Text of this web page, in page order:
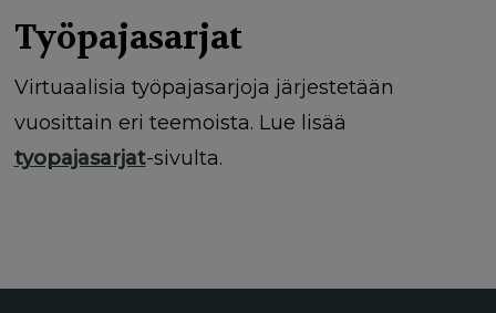
Työpajasarjat
Virtuaalisia työpajasarjoja järjestetään
vuosittain eri teemoista. Lue lisää
tyopajasarjat-sivulta.